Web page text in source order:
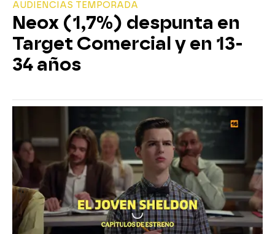
AUDIENCIAS TEMPORADA
Neox (1,7%) despunta en
Target Comercial y en 13-
34 años